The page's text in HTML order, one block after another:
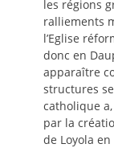
les régions
ralliements
l’Eglise
donc en
apparaître
structures
catholique
par la
de Loyola